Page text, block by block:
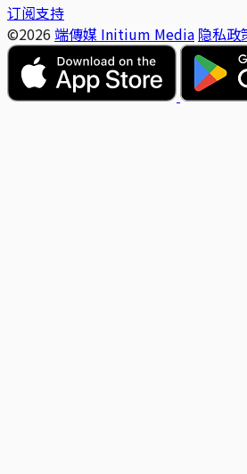
订阅支持
©2026 端傳媒 Initium Media 隐私政